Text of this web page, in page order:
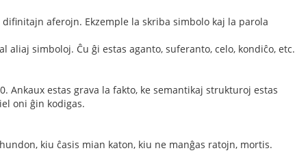
aferojn. Ekzemple la skriba simbolo kaj la parola
simboloj. Ĉu ĝi estas aganto, suferanto, celo, kondiĉo, etc.
Ankaux estas grava la fakto, ke semantikaj strukturoj estas
oni ĝin kodigas.
kiu ĉasis mian katon, kiu ne manĝas ratojn, mortis.